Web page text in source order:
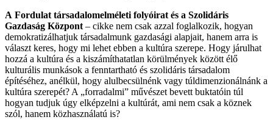
A Fordulat társadalomelméleti folyóirat és a Szolidáris
Gazdaság Központ – cikke nem csak azzal foglalkozik, hogyan
demokratizálhatjuk társadalmunk gazdasági alapjait, hanem arra is
választ keres, hogy mi lehet ebben a kultúra szerepe. Hogy járulhat
hozzá a kultúra és a kiszámíthatatlan körülmények között élő
kulturális munkások a fenntartható és szolidáris társadalom
építéséhez, anélkül, hogy alulbecsülnénk vagy túldimenzionálnánk a
kultúra szerepét? A „forradalmi” művészet bevett buktatóin túl
hogyan tudjuk úgy elképzelni a kultúrát, ami nem csak a köznek
szól, hanem közhasználatú is?